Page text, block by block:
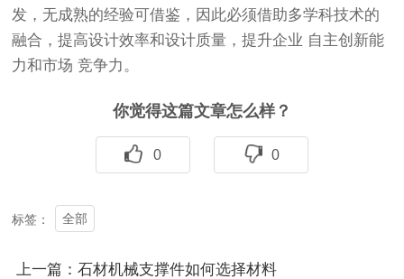
发，无成熟的经验可借鉴，因此必须借助多学科技术的
融合，提高设计效率和设计质量，提升企业 自主创新能
力和市场 竞争力。
你觉得这篇文章怎么样？
0 0
标签： 全部
上一篇：石材机械支撑件如何选择材料